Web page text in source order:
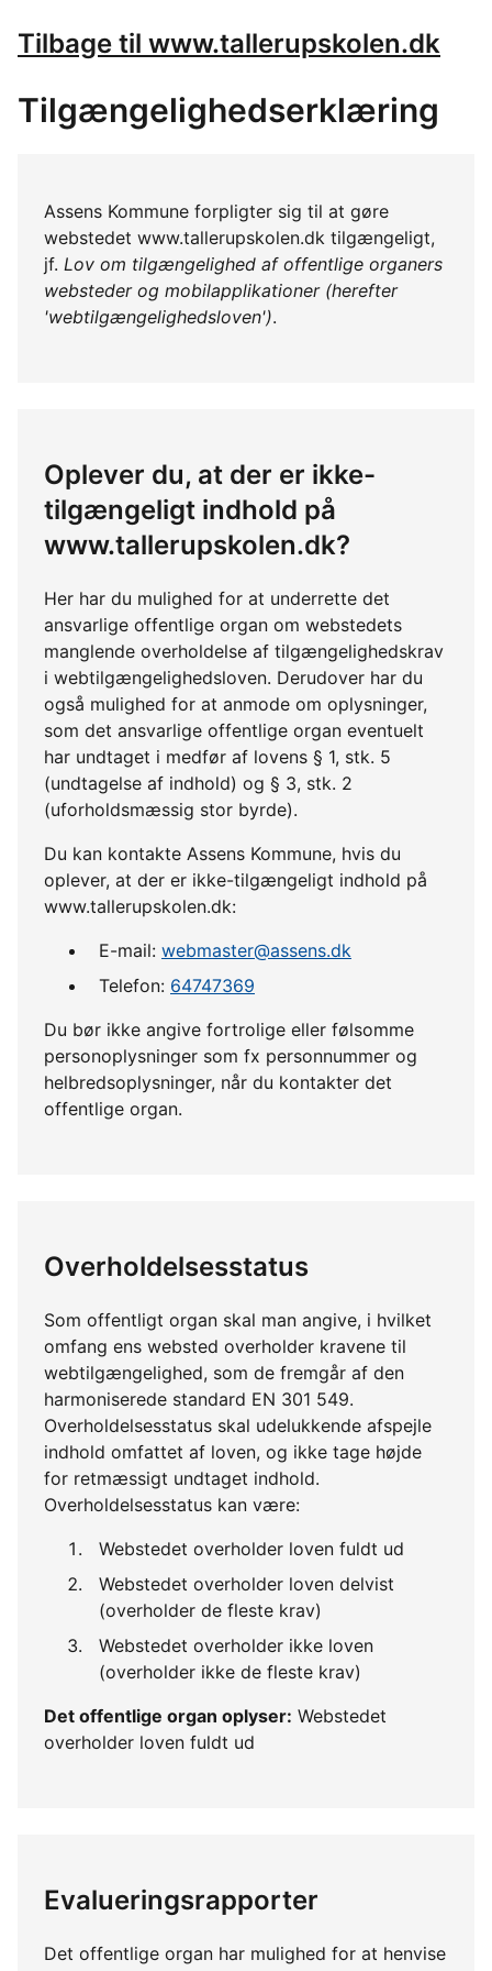
Tilbage til www.tallerupskolen.dk
Tilgængelighedserklæring
Assens Kommune forpligter sig til at gøre
webstedet www.tallerupskolen.dk tilgængeligt,
jf. Lov om tilgængelighed af offentlige organers
websteder og mobilapplikationer (herefter
'webtilgængelighedsloven').
Oplever du, at der er ikke-
tilgængeligt indhold på
www.tallerupskolen.dk?
Her har du mulighed for at underrette det
ansvarlige offentlige organ om webstedets
manglende overholdelse af tilgængelighedskrav
i webtilgængelighedsloven. Derudover har du
også mulighed for at anmode om oplysninger,
som det ansvarlige offentlige organ eventuelt
har undtaget i medfør af lovens § 1, stk. 5
(undtagelse af indhold) og § 3, stk. 2
(uforholdsmæssig stor byrde).
Du kan kontakte Assens Kommune, hvis du
oplever, at der er ikke-tilgængeligt indhold på
www.tallerupskolen.dk:
E-mail: webmaster@assens.dk
Telefon: 64747369
Du bør ikke angive fortrolige eller følsomme
personoplysninger som fx personnummer og
helbredsoplysninger, når du kontakter det
offentlige organ.
Overholdelsesstatus
Som offentligt organ skal man angive, i hvilket
omfang ens websted overholder kravene til
webtilgængelighed, som de fremgår af den
harmoniserede standard EN 301 549.
Overholdelsesstatus skal udelukkende afspejle
indhold omfattet af loven, og ikke tage højde
for retmæssigt undtaget indhold.
Overholdelsesstatus kan være:
Webstedet overholder loven fuldt ud
Webstedet overholder loven delvist
(overholder de fleste krav)
Webstedet overholder ikke loven
(overholder ikke de fleste krav)
Det offentlige organ oplyser: Webstedet
overholder loven fuldt ud
Evalueringsrapporter
Det offentlige organ har mulighed for at henvise